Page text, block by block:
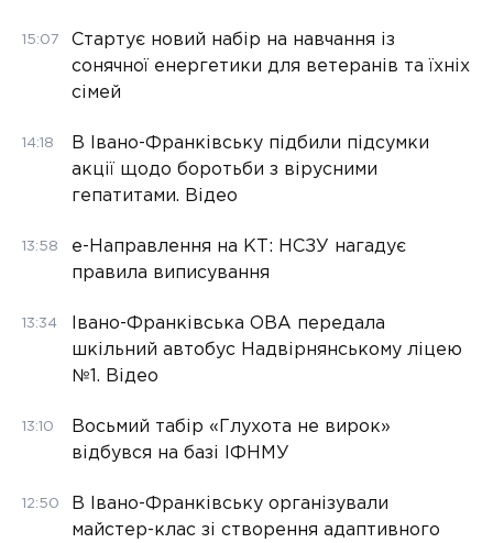
15:07
Стартує новий набір на навчання із
сонячної енергетики для ветеранів та їхніх
сімей
14:18
В Івано-Франківську підбили підсумки
акції щодо боротьби з вірусними
гепатитами. Відео
13:58
е-Направлення на КТ: НСЗУ нагадує
правила виписування
13:34
Івано-Франківська ОВА передала
шкільний автобус Надвірнянському ліцею
№1. Відео
13:10
Восьмий табір «Глухота не вирок»
відбувся на базі ІФНМУ
12:50
В Івано-Франківську організували
майстер-клас зі створення адаптивного